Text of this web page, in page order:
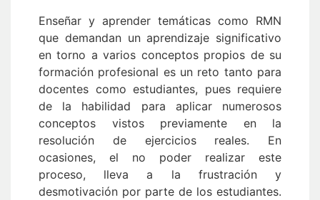
Enseñar y aprender temáticas como RMN
que demandan un aprendizaje significativo
en torno a varios conceptos propios de su
formación profesional es un reto tanto para
docentes como estudiantes, pues requiere
de la habilidad para aplicar numerosos
conceptos vistos previamente en la
resolución de ejercicios reales. En
ocasiones, el no poder realizar este
proceso, lleva a la frustración y
desmotivación por parte de los estudiantes.